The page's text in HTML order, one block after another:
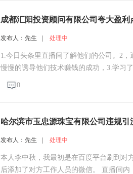
成都汇阳投资顾问有限公司夸大盈
发布人：先生 处理中
1.今日头条里直播间了解他们的公司。2
慢慢的诱导他们技术赚钱的成功，3.学习
3800元3个月的服务费，4.在他们推荐的
0
哈尔滨市玉忠源珠宝有限公司违规
发布人：先生 处理中
本人李中秋，我最初是在百度平台刷到对
后添加了对方工作人员的微信。 直播间